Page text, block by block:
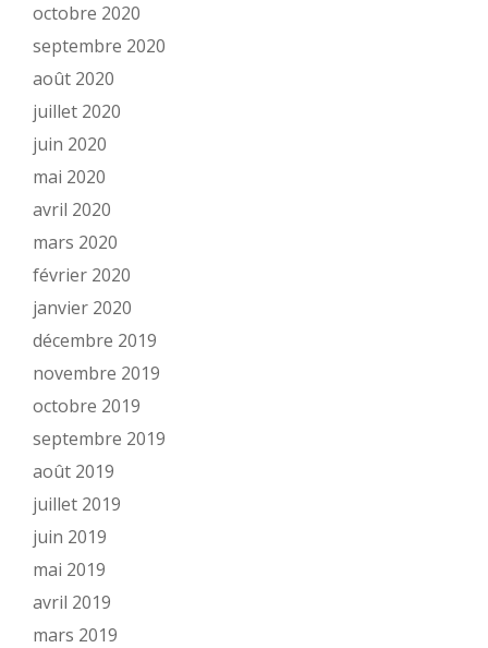
octobre 2020
septembre 2020
août 2020
juillet 2020
juin 2020
mai 2020
avril 2020
mars 2020
février 2020
janvier 2020
décembre 2019
novembre 2019
octobre 2019
septembre 2019
août 2019
juillet 2019
juin 2019
mai 2019
avril 2019
mars 2019